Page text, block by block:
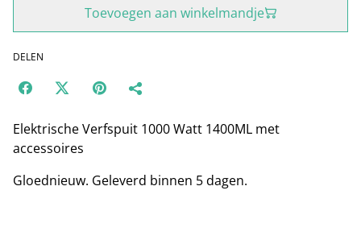
Toevoegen aan winkelmandje
DELEN
Elektrische Verfspuit 1000 Watt 1400ML met
accessoires
Gloednieuw. Geleverd binnen 5 dagen.